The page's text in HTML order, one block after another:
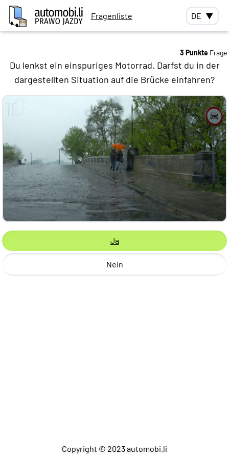
Fragenliste DE ▼
3 Punkte Frage
Du lenkst ein einspuriges Motorrad. Darfst du in der
dargestellten Situation auf die Brücke einfahren?
Ja
Nein
Copyright © 2023 automobi.li